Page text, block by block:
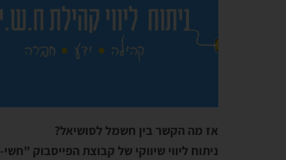
אז מה הקשר בין חשמל לסושיאל?
ניתוח ליווי שיווקי של קבוצת הפייסבוק "חשי-